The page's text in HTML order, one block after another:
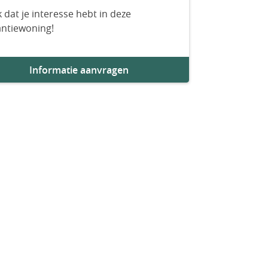
dat je interesse hebt in deze
Informatie aanvragen